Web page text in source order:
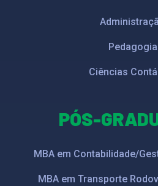
Pedagogia
Ciências
PÓS-
MBA em Contabilidade/
MBA em Transporte